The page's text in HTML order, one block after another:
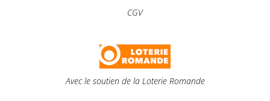
CGV
Avec le soutien de la Loterie Romande